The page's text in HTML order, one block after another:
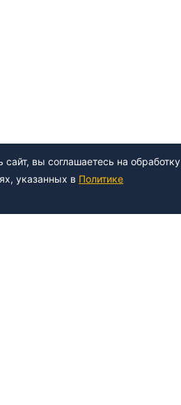
вы соглашаетесь на обработку
указанных в Политике